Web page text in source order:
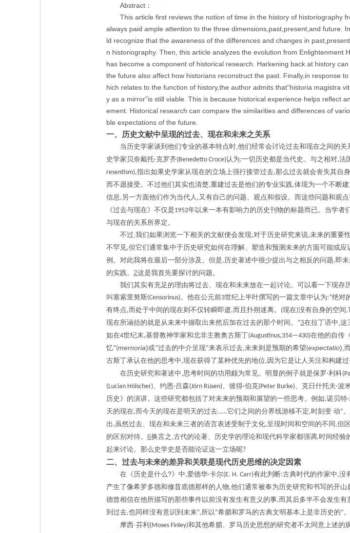
Abstract：
This article first reviews the notion of time in the history of historiography
always paid ample attention to the three dimensions,past,present,and future.
ld recognize that the awareness of the differences and changes in
n historiography. Then, this article analyzes the evolution from
has become a component of historical research. Harkening back at history
the future also affect how historians reconstruct the past. Finally,in response
hich relates to the function of history,the author admits that“historia magistra
y as a mirror”is still viable. This is because historical experience helps reflect
ement. Historical research can compare the similarities and differences of
ble expectations of the future.
一、历史文献中呈现的过去、现在和未来之关系
当历史学家谈到他们专业的基本特点时,他们经常会讨论过去和现在之间的
史学家贝奈戴托·克罗齐(Benedetto Croce)认为:一切历史都是当代史。与之相对,法
resentism),指出如果史学家从现在的立场上强行接管过去,那么过去就会丧失其自身
而不愿接受。不过他们其实也清楚,重建过去是他们的专业实践,体现为一个不断
信息, 另一方面他们作为当代人 , 又有自己的问题、观点和假设。而这些问题和观
《过去与现在》不仅是1952年以来一本有影响力的历史刊物的标题而已。当学者
与现在的关系所界定。
不过,我们如果浏览一下相关的文献便会发现,对于历史研究来说,未来的重要
不罕见,但它们通常集中于历史研究如何在理解、塑造和预测未来的方面可能或应
例。对此我将在最后一部分涉及。但是,历史著述中很少提出与之相反的问题,即
的实践。 2这是我首先要探讨的问题。
我们其实有充足的理由将过去、现在和未来放在一起讨论。可以看一下现
叫塞索里努斯(Censorinus)。他在公元前3世纪上半叶撰写的一篇文章中认为:“绝对
有终点,而处于中间的现在则不仅转瞬即逝,而且扑朔迷离。 (现在)没有自身的空间 ,
现在所涵括的就是从未来中撷取出来然后加在过去的那个时间。 ”3在拉丁语中 ,这
如在4世纪末,基督教神学家和北非主教奥古斯丁(Augustinus,354—430)在他的自传
忆”(mernoria)或“过去的中介呈现”来表示过去,未来则是预期的希望(expectatio),
古斯丁承认在他的思考中 ,现在获得了某种优先的地位, 因为它是让人关注和构建过
在历史研究和著述中 ,思考时间的功用颇为常见。明显的例子就是保罗·利科
(Lucian Hölscher)、约恩· 吕森(Jörn Rüsen)、彼得·伯克(Peter Burke)、克日什托夫·波
历史》的演讲。这些研究都包括了对未来的预期和展望的一些思考。例如,诺贝特·
天的现在,而今天的现在是明天的过去……它们之间的分界线游移不定,时刻变 动”。
出 ,虽然过去、现在和未来三者的语言表述受制于文化,呈现时间和空间的不同 ,但
的区别对待。 6换言之 ,古代的论著、历史学的理论和现代科学家都强调 ,时间经验
起来讨论。那么史学史是否能论证这一立场呢?
二、过去与未来的差异和关联是现代历史思维的决定因素
在《历史是什么?》中 ,爱德华·卡尔(E. H. Carr)有此判断:古典时代的作家中 ,没
产生了像希罗多德和修昔底德那样的人物,他们通常被奉为历史研究和书写的开
德曾相信在他所描写的那些事件以前没有发生有意义的事,而其后多半不会发生有
到过去,也同样没有意识到未来”,所以“希腊和罗马的古典文明基本上是非历史的”。
摩西·芬利 (Moses Finley)和其他希腊、罗马历史思想的研究者不太同意上述的